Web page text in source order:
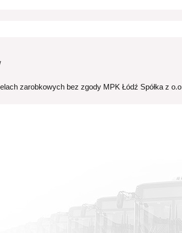
zarobkowych bez zgody MPK Łódź Spółka z o.o